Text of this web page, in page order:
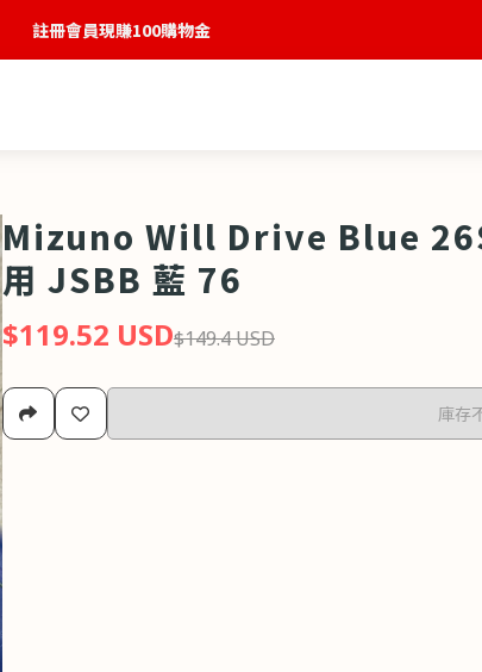
註冊會員現賺100購物金
Mizuno Will Drive Blue
用 JSBB 藍 76
$119.52 USD$149.4 USD
庫存